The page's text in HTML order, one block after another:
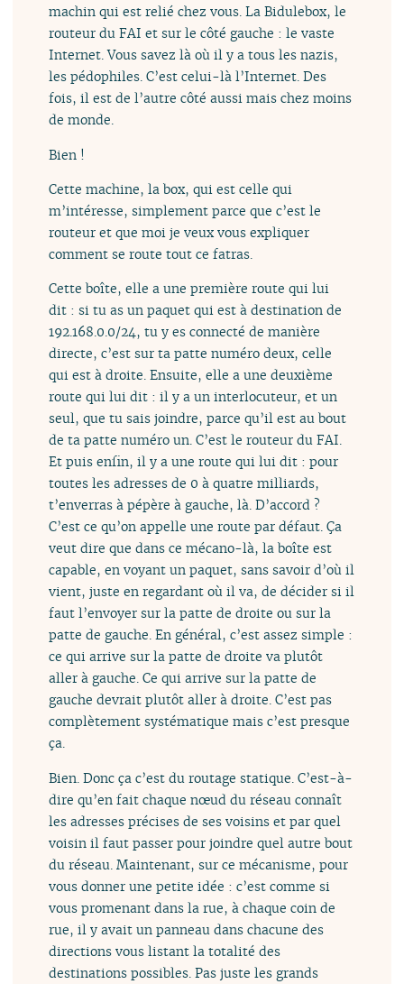
machin qui est relié chez vous. La Bidulebox, le
routeur du FAI et sur le côté gauche : le vaste
Internet. Vous savez là où il y a tous les nazis,
les pédophiles. C’est celui-là l’Internet. Des
fois, il est de l’autre côté aussi mais chez moins
de monde.
Bien !
Cette machine, la box, qui est celle qui
m’intéresse, simplement parce que c’est le
routeur et que moi je veux vous expliquer
comment se route tout ce fatras.
Cette boîte, elle a une première route qui lui
dit : si tu as un paquet qui est à destination de
192.168.0.0/24, tu y es connecté de manière
directe, c’est sur ta patte numéro deux, celle
qui est à droite. Ensuite, elle a une deuxième
route qui lui dit : il y a un interlocuteur, et un
seul, que tu sais joindre, parce qu’il est au bout
de ta patte numéro un. C’est le routeur du FAI.
Et puis enfin, il y a une route qui lui dit : pour
toutes les adresses de 0 à quatre milliards,
t’enverras à pépère à gauche, là. D’accord ?
C’est ce qu’on appelle une route par défaut. Ça
veut dire que dans ce mécano-là, la boîte est
capable, en voyant un paquet, sans savoir d’où il
vient, juste en regardant où il va, de décider si il
faut l’envoyer sur la patte de droite ou sur la
patte de gauche. En général, c’est assez simple :
ce qui arrive sur la patte de droite va plutôt
aller à gauche. Ce qui arrive sur la patte de
gauche devrait plutôt aller à droite. C’est pas
complètement systématique mais c’est presque
ça.
Bien. Donc ça c’est du routage statique. C’est-à-
dire qu’en fait chaque nœud du réseau connaît
les adresses précises de ses voisins et par quel
voisin il faut passer pour joindre quel autre bout
du réseau. Maintenant, sur ce mécanisme, pour
vous donner une petite idée : c’est comme si
vous promenant dans la rue, à chaque coin de
rue, il y avait un panneau dans chacune des
directions vous listant la totalité des
destinations possibles. Pas juste les grands